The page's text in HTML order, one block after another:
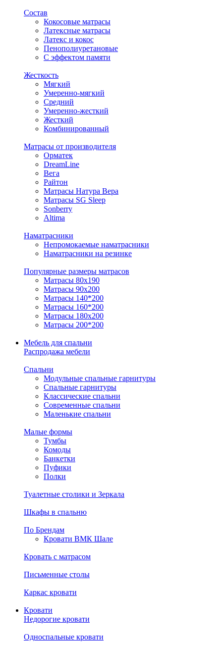
Состав
Кокосовые матрасы
Латексные матрасы
Латекс и кокос
Пенополиуретановые
С эффектом памяти
Жесткость
Мягкий
Умеренно-мягкий
Средний
Умеренно-жесткий
Жесткий
Комбинированный
Матрасы от производителя
Орматек
DreamLine
Вега
Райтон
Матрасы Натура Вера
Матрасы SG Sleep
Sonberry
Altima
Наматрасники
Непромокаемые наматрасники
Наматрасники на резинке
Популярные размеры матрасов
Матрасы 80x190
Матрасы 90x200
Матрасы 140*200
Матрасы 160*200
Матрасы 180x200
Матрасы 200*200
Мебель для спальни
Распродажа мебели
Спальни
Модульные спальные гарнитуры
Спальные гарнитуры
Классические спальни
Современные спальни
Маленькие спальни
Малые формы
Тумбы
Комоды
Банкетки
Пуфики
Полки
Туалетные столики и Зеркала
Шкафы в спальню
По Брендам
Кровати ВМК Шале
Кровать с матрасом
Письменные столы
Каркас кровати
Кровати
Недорогие кровати
Односпальные кровати